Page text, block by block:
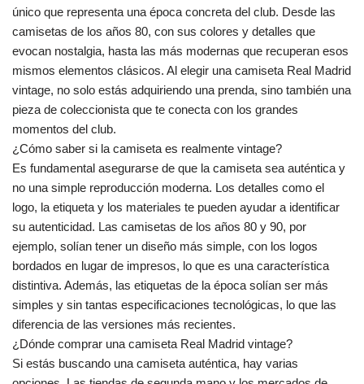
único que representa una época concreta del club. Desde las
camisetas de los años 80, con sus colores y detalles que
evocan nostalgia, hasta las más modernas que recuperan esos
mismos elementos clásicos. Al elegir una camiseta Real Madrid
vintage, no solo estás adquiriendo una prenda, sino también una
pieza de coleccionista que te conecta con los grandes
momentos del club.
¿Cómo saber si la camiseta es realmente vintage?
Es fundamental asegurarse de que la camiseta sea auténtica y
no una simple reproducción moderna. Los detalles como el
logo, la etiqueta y los materiales te pueden ayudar a identificar
su autenticidad. Las camisetas de los años 80 y 90, por
ejemplo, solían tener un diseño más simple, con los logos
bordados en lugar de impresos, lo que es una característica
distintiva. Además, las etiquetas de la época solían ser más
simples y sin tantas especificaciones tecnológicas, lo que las
diferencia de las versiones más recientes.
¿Dónde comprar una camiseta Real Madrid vintage?
Si estás buscando una camiseta auténtica, hay varias